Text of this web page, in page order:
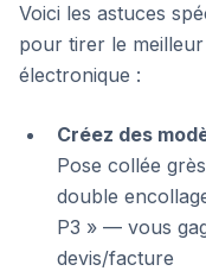
Voici les astuces
pour tirer le
électronique :
Créez des
Pose collée
double
P3 » — vous
devis/facture